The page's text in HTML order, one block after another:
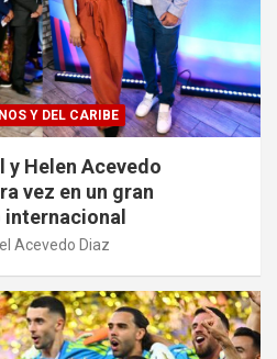
Y DEL CARIBE
y Helen Acevedo
vez en un gran
Acevedo Diaz